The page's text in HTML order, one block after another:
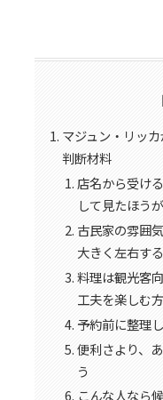
マジュン・リッ
判断材料
店名から受け
して見たほう
古民家の雰囲
大きく左右する
料理は観光客
工夫を楽しむ
予約前に整理
便利さより、
う
こんな人なら